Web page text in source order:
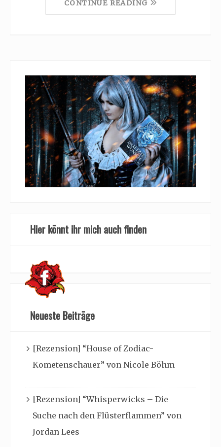
CONTINUE READING
Hier könnt ihr mich auch finden
Neueste Beiträge
[Rezension] “House of Zodiac-
Kometenschauer” von Nicole Böhm
[Rezension] “Whisperwicks – Die
Suche nach den Flüsterflammen” von
Jordan Lees